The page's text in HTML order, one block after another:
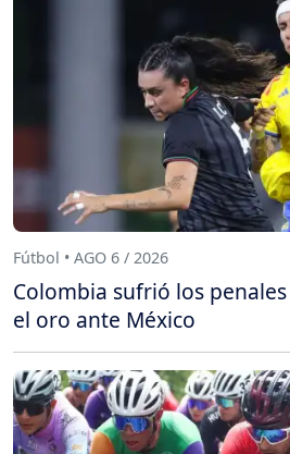
Fútbol • AGO 6 / 2026
Colombia sufrió los
el oro ante México